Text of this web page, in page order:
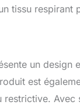
tissu
un design
est